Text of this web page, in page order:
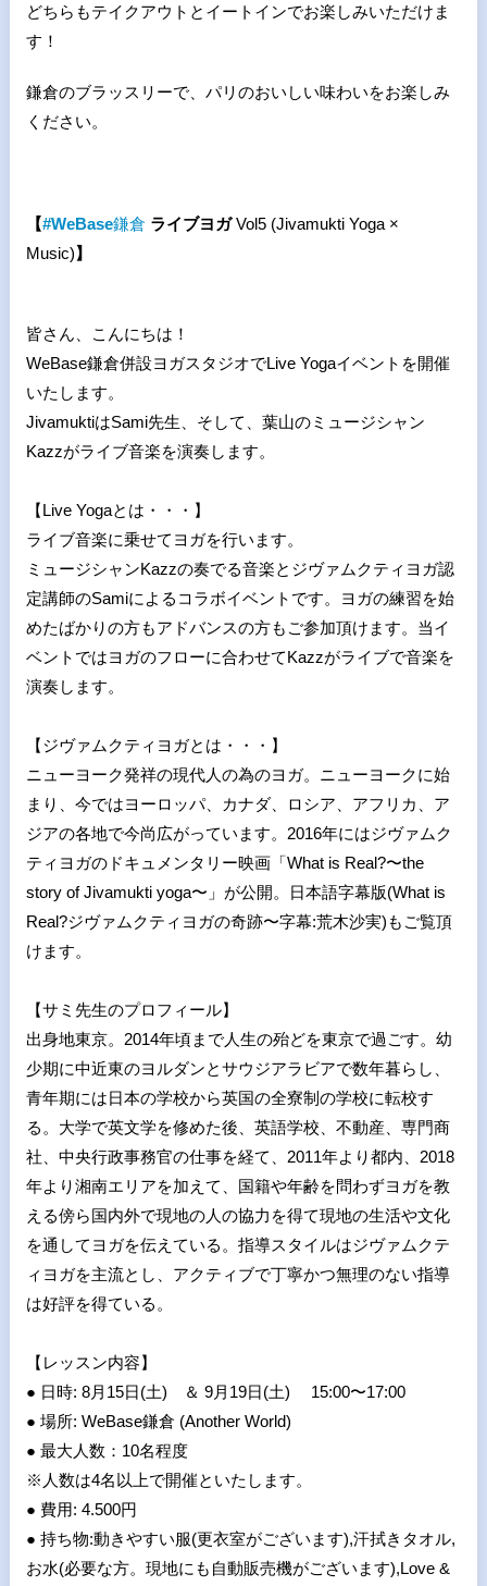
どちらもテイクアウトとイートインでお楽しみいただけま
す！
鎌倉のブラッスリーで、パリのおいしい味わいをお楽しみ
ください。
【#WeBase鎌倉 ライブヨガVol5 (Jivamukti Yoga ×
Music)】
皆さん、こんにちは！
WeBase鎌倉併設ヨガスタジオでLive Yogaイベントを開催
いたします。
JivamuktiはSami先生、そして、葉山のミュージシャン
Kazzがライブ音楽を演奏します。
【Live Yogaとは・・・】
ライブ音楽に乗せてヨガを行います。
ミュージシャンKazzの奏でる音楽とジヴァムクティヨガ認
定講師のSamiによるコラボイベントです。ヨガの練習を始
めたばかりの方もアドバンスの方もご参加頂けます。当イ
ベントではヨガのフローに合わせてKazzがライブで音楽を
演奏します。
【ジヴァムクティヨガとは・・・】
ニューヨーク発祥の現代人の為のヨガ。ニューヨークに始
まり、今ではヨーロッパ、カナダ、ロシア、アフリカ、ア
ジアの各地で今尚広がっています。2016年にはジヴァムク
ティヨガのドキュメンタリー映画「What is Real?〜the
story of Jivamukti yoga〜」が公開。日本語字幕版(What is
Real?ジヴァムクティヨガの奇跡〜字幕:荒木沙実)もご覧頂
けます。
【サミ先生のプロフィール】
出身地東京。2014年頃まで人生の殆どを東京で過ごす。幼
少期に中近東のヨルダンとサウジアラビアで数年暮らし、
青年期には日本の学校から英国の全寮制の学校に転校す
る。大学で英文学を修めた後、英語学校、不動産、専門商
社、中央行政事務官の仕事を経て、2011年より都内、2018
年より湘南エリアを加えて、国籍や年齢を問わずヨガを教
える傍ら国内外で現地の人の協力を得て現地の生活や文化
を通してヨガを伝えている。指導スタイルはジヴァムクテ
ィヨガを主流とし、アクティブで丁寧かつ無理のない指導
は好評を得ている。
【レッスン内容】
● 日時: 8月15日(土) ＆ 9月19日(土) 15:00〜17:00
● 場所: WeBase鎌倉 (Another World)
● 最大人数：10名程度
※人数は4名以上で開催といたします。
● 費用: 4.500円
● 持ち物:動きやすい服(更衣室がございます),汗拭きタオル,
お水(必要な方。現地にも自動販売機がございます),Love &